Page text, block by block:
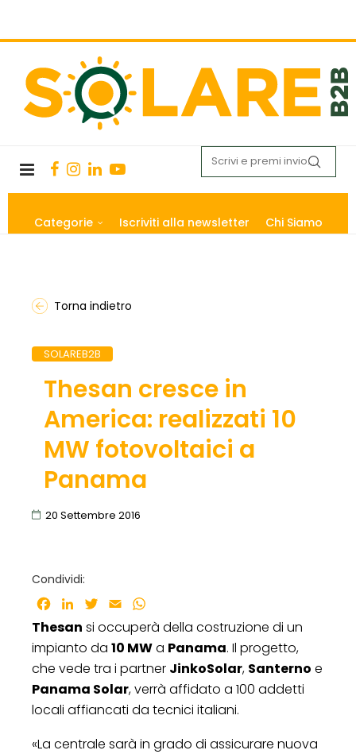
Categorie Iscriviti alla newsletter Chi Siamo
Torna indietro
SOLAREB2B
Thesan cresce in
America: realizzati 10
MW fotovoltaici a
Panama
20 Settembre 2016
Condividi:
Facebook
LinkedInTwitter
Email
Thesan si occuperà della costruzione di un
impianto da 10 MWa Panama. Il progetto,
che vede tra i partner JinkoSolar, Santerno e
Panama Solar, verrà affidato a 100 addetti
locali affiancati da tecnici italiani.
«La centrale sarà in grado di assicurare nuova